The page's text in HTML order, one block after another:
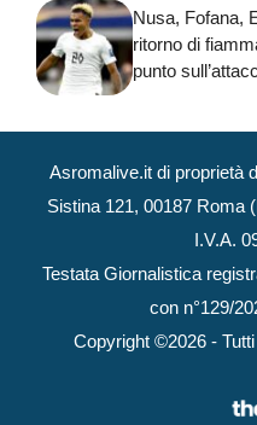
Nusa, Fofana,
ritorno di
punto
Asromalive.it di proprietà
Sistina 121, 00187 Roma
I.V.A.
Testata Giornalistica
con n°129/
Copyright ©2026 -